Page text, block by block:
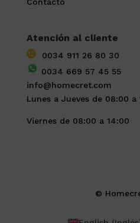
Atención al cliente
0034 911 26 80 30
0034 669 57 45 55
info@homecret.com
Lunes a Jueves de 08:00 a
Viernes de 08:00 a 14:00
©